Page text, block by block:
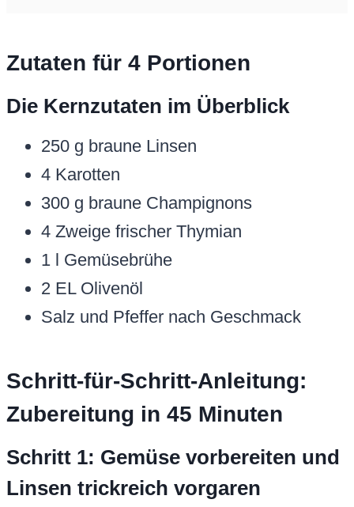
Zutaten für 4 Portionen
Die Kernzutaten im Überblick
250 g braune Linsen
4 Karotten
300 g braune Champignons
4 Zweige frischer Thymian
1 l Gemüsebrühe
2 EL Olivenöl
Salz und Pfeffer nach Geschmack
Schritt-für-Schritt-Anleitung:
Zubereitung in 45 Minuten
Schritt 1: Gemüse vorbereiten und
Linsen trickreich vorgaren